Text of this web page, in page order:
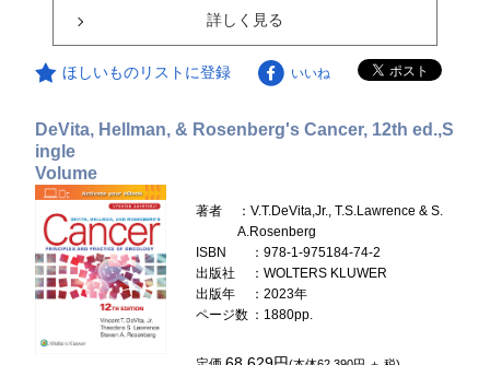
詳しく見る
ほしいものリストに登録 いいね
DeVita, Hellman, & Rosenberg's Cancer, 12th ed.,S
ingle
Volume
著者
：V.T.DeVita,Jr., T.S.Lawrence & S.
A.Rosenberg
ISBN
：978-1-975184-74-2
出版社
：WOLTERS KLUWER
出版年
：2023年
ページ数 ：1880pp.